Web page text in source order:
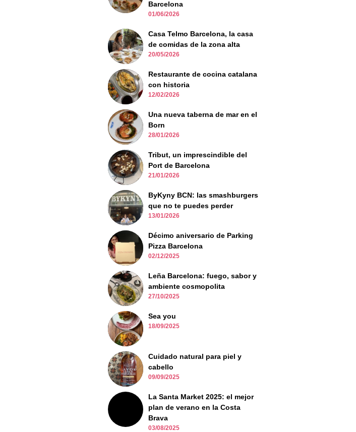
Barcelona
01/06/2026
Casa Telmo Barcelona, la casa
de comidas de la zona alta
20/05/2026
Restaurante de cocina catalana
con historia
12/02/2026
Una nueva taberna de mar en el
Born
28/01/2026
Tribut, un imprescindible del
Port de Barcelona
21/01/2026
ByKyny BCN: las smashburgers
que no te puedes perder
13/01/2026
Décimo aniversario de Parking
Pizza Barcelona
02/12/2025
Leña Barcelona: fuego, sabor y
ambiente cosmopolita
27/10/2025
Sea you
18/09/2025
Cuidado natural para piel y
cabello
09/09/2025
La Santa Market 2025: el mejor
plan de verano en la Costa
Brava
03/08/2025